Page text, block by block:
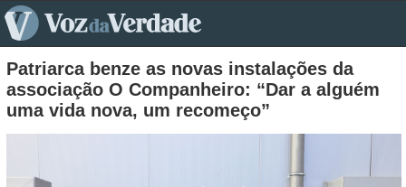
Patriarca benze as novas instalações da
associação O Companheiro: “Dar a alguém
uma vida nova, um recomeço”